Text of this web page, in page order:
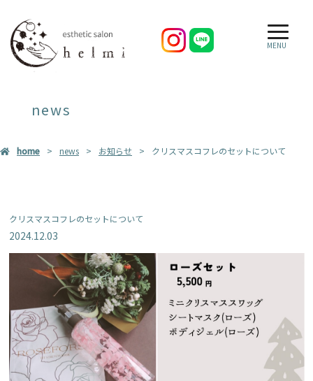
MENU
news
home news お知らせ クリスマスコフレのセットについて
クリスマスコフレのセットについて
2024.12.03